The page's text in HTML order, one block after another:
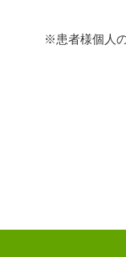
※患者様個人